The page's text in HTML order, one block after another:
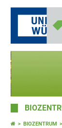
BIOZENTRUM